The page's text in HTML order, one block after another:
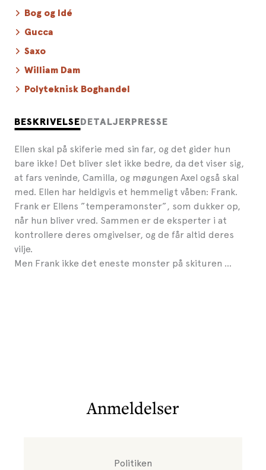
BESKRIVELSE DETALJER PRESSE
Ellen skal på skiferie med sin far, og det gider hun
bare ikke! Det bliver slet ikke bedre, da det viser sig,
at fars veninde, Camilla, og møgungen Axel også skal
med. Ellen har heldigvis et hemmeligt våben: Frank.
Frank er Ellens ”temperamonster”, som dukker op,
når hun bliver vred. Sammen er de eksperter i at
kontrollere deres omgivelser, og de får altid deres
vilje.
Men Frank ikke det eneste monster på skituren ...
Bog og Idé
Gucca
Saxo
William Dam
Polyteknisk Boghandel
Anmeldelser
Politiken